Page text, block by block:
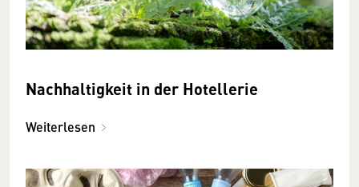
Nachhaltigkeit in der Hotellerie
Weiterlesen